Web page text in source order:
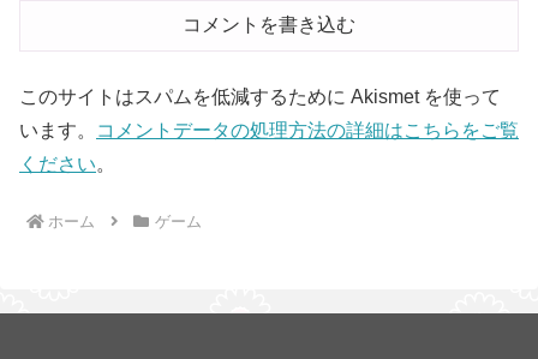
コメントを書き込む
このサイトはスパムを低減するために Akismet を使って
います。
コメントデータの処理方法の詳細はこちらをご覧
ください。
ホーム ゲーム